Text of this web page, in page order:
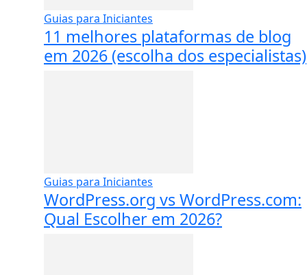
Guias para Iniciantes
11 melhores plataformas de blog
em 2026 (escolha dos especialistas)
Guias para Iniciantes
WordPress.org vs WordPress.com:
Qual Escolher em 2026?